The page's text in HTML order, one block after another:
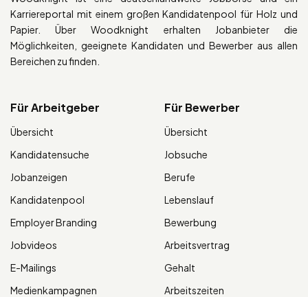
Karriereportal mit einem großen Kandidatenpool für Holz und
Papier. Über Woodknight erhalten Jobanbieter die
Möglichkeiten, geeignete Kandidaten und Bewerber aus allen
Bereichen zu finden.
Für Arbeitgeber
Übersicht
Kandidatensuche
Jobanzeigen
Kandidatenpool
Employer Branding
Jobvideos
E-Mailings
Medienkampagnen
Für Bewerber
Übersicht
Jobsuche
Berufe
Lebenslauf
Bewerbung
Arbeitsvertrag
Gehalt
Arbeitszeiten